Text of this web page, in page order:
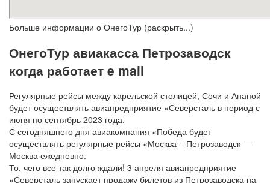
Больше информации о ОнегоТур (раскрыть...)
ОнегоТур авиакасса Петрозаводск
когда работает e mail
Регулярные рейсы между карельской столицей, Сочи и Анапой
будет осуществлять авиапредприятие «Северсталь в период с
июня по сентябрь 2023 года.
С сегодняшнего дня авиакомпания «Победа будет
осуществлять регулярные рейсы «Москва – Петрозаводск —
Москва ежедневно.
То, чего все так долго ждали! 3 апреля авиапредприятие
«Северсталь запускает продажу билетов из Петрозаводска на